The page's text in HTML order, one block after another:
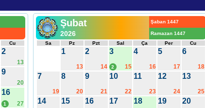
Cu
2
13
9
20
16
27
1
Şubat
2026
Şaban 1447
Ramazan 1447
Sa
Pz Pzt Sal Ça Per Cu
1
13
2
14
3
15
2
4
16
5
17
6
18
7
19
8
20
9
21
10
22
11
23
12
24
13
25
14 15 16 17 18 19 20